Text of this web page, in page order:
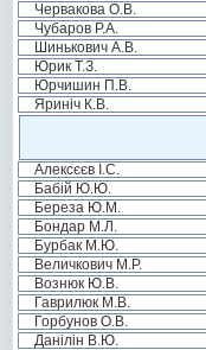
Червакова О.В.
Чубаров Р.А.
Шинькович А.В.
Юрик Т.З.
Юрчишин П.В.
Яриніч К.В.
Алексєєв І.С.
Бабій Ю.Ю.
Береза Ю.М.
Бондар М.Л.
Бурбак М.Ю.
Величкович М.Р.
Вознюк Ю.В.
Гаврилюк М.В.
Горбунов О.В.
Данілін В.Ю.